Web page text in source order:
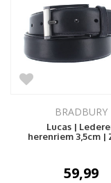
BRADBURY
Lucas |
herenriem 3,5cm |
59,99